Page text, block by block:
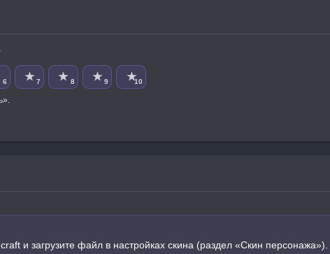
6 ★ 7 ★ 8 ★ 9 ★10
и загрузите файл в настройках скина (раздел «Скин персонажа»).